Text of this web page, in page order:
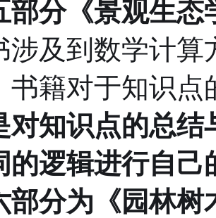
部分《景观生态
涉及到数学计算
书籍对于知识点
对知识点的总
的逻辑进行自己
部分为《园林树